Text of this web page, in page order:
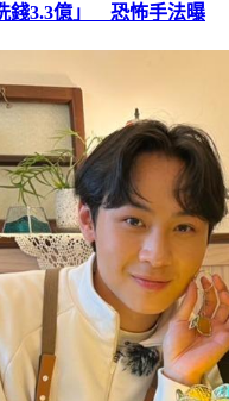
錢3.3億」 恐怖手法曝